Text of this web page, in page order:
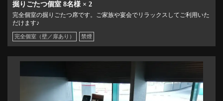
掘りごたつ個室 8名様 × 2
完全個室の掘りごたつ席です。ご家族や宴会でリラックスしてご利用いた
だけます♪
完全個室（壁／扉あり） 禁煙